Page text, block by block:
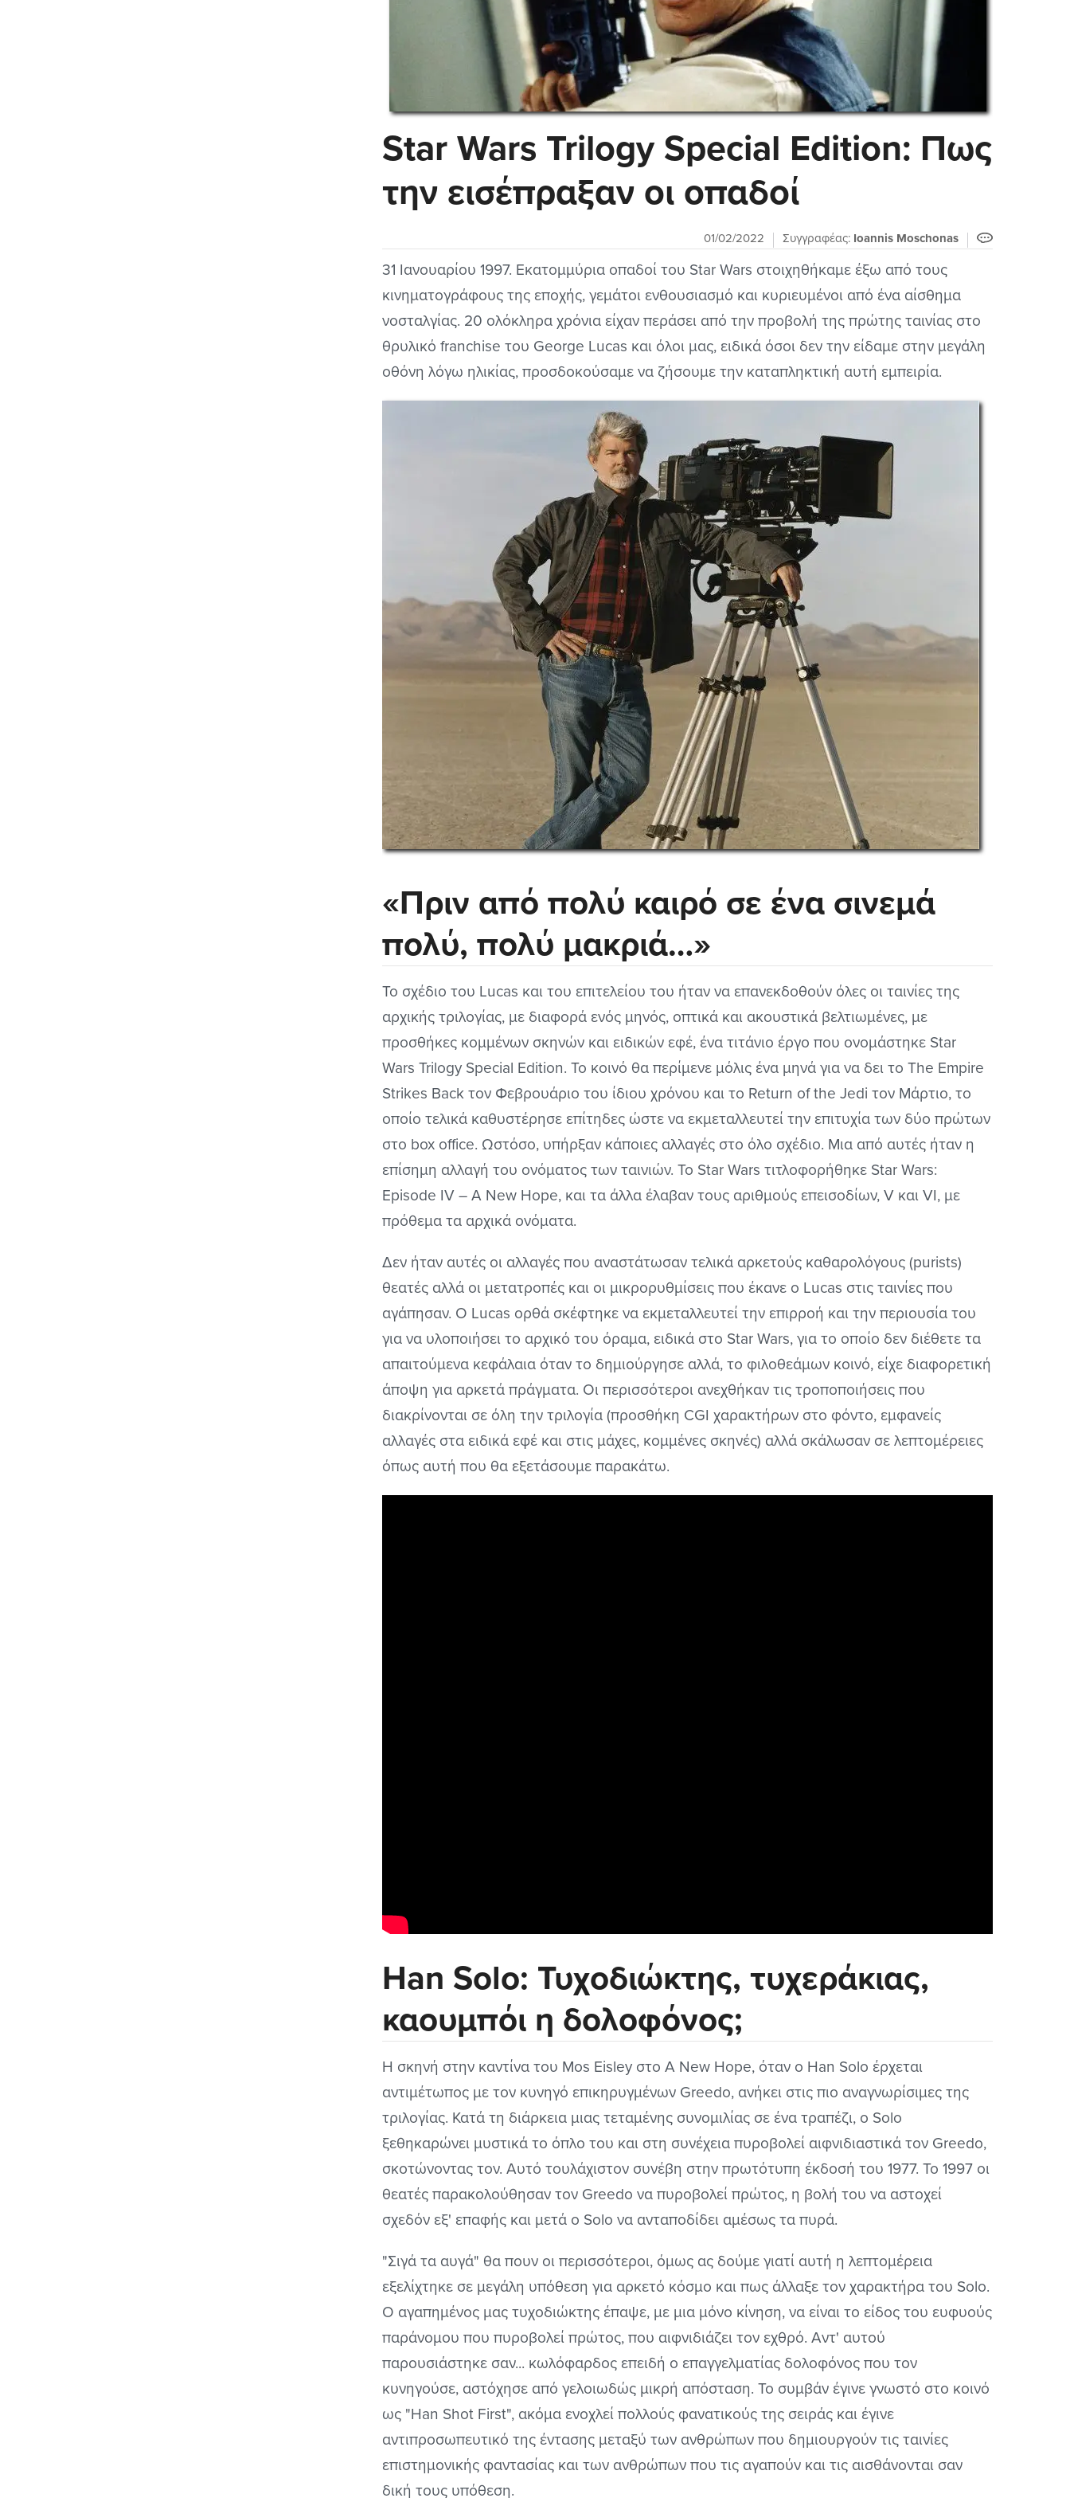
Star Wars Trilogy Special Edition: Πως
την εισέπραξαν οι οπαδοί
01/02/2022 Συγγραφέας: Ioannis Moschonas
31 Ιανουαρίου 1997. Εκατομμύρια οπαδοί του Star Wars στοιχηθήκαμε έξω από τους
κινηματογράφους της εποχής, γεμάτοι ενθουσιασμό και κυριευμένοι από ένα αίσθημα
νοσταλγίας. 20 ολόκληρα χρόνια είχαν περάσει από την προβολή της πρώτης ταινίας στο
θρυλικό franchise του George Lucas και όλοι μας, ειδικά όσοι δεν την είδαμε στην μεγάλη
οθόνη λόγω ηλικίας, προσδοκούσαμε να ζήσουμε την καταπληκτική αυτή εμπειρία.
«Πριν από πολύ καιρό σε ένα σινεμά
πολύ, πολύ μακριά…»
Το σχέδιο του Lucas και του επιτελείου του ήταν να επανεκδοθούν όλες οι ταινίες της
αρχικής τριλογίας, με διαφορά ενός μηνός, οπτικά και ακουστικά βελτιωμένες, με
προσθήκες κομμένων σκηνών και ειδικών εφέ, ένα τιτάνιο έργο που ονομάστηκε Star
Wars Trilogy Special Edition. Το κοινό θα περίμενε μόλις ένα μηνά για να δει το The Empire
Strikes Back τον Φεβρουάριο του ίδιου χρόνου και το Return of the Jedi τον Μάρτιο, το
οποίο τελικά καθυστέρησε επίτηδες ώστε να εκμεταλλευτεί την επιτυχία των δύο πρώτων
στο box office. Ωστόσο, υπήρξαν κάποιες αλλαγές στο όλο σχέδιο. Μια από αυτές ήταν η
επίσημη αλλαγή του ονόματος των ταινιών. Το Star Wars τιτλοφορήθηκε Star Wars:
Episode IV – A New Hope, και τα άλλα έλαβαν τους αριθμούς επεισοδίων, V και VI, με
πρόθεμα τα αρχικά ονόματα.
Δεν ήταν αυτές οι αλλαγές που αναστάτωσαν τελικά αρκετούς καθαρολόγους (purists)
θεατές αλλά οι μετατροπές και οι μικρορυθμίσεις που έκανε ο Lucas στις ταινίες που
αγάπησαν. Ο Lucas ορθά σκέφτηκε να εκμεταλλευτεί την επιρροή και την περιουσία του
για να υλοποιήσει το αρχικό του όραμα, ειδικά στο Star Wars, για το οποίο δεν διέθετε τα
απαιτούμενα κεφάλαια όταν το δημιούργησε αλλά, το φιλοθεάμων κοινό, είχε διαφορετική
άποψη για αρκετά πράγματα. Οι περισσότεροι ανεχθήκαν τις τροποποιήσεις που
διακρίνονται σε όλη την τριλογία (προσθήκη CGI χαρακτήρων στο φόντο, εμφανείς
αλλαγές στα ειδικά εφέ και στις μάχες, κομμένες σκηνές) αλλά σκάλωσαν σε λεπτομέρειες
όπως αυτή που θα εξετάσουμε παρακάτω.
Han Solo: Τυχοδιώκτης, τυχεράκιας,
καουμπόι η δολοφόνος;
Η σκηνή στην καντίνα του Mos Eisley στο A New Hope, όταν ο Han Solo έρχεται
αντιμέτωπος με τον κυνηγό επικηρυγμένων Greedo, ανήκει στις πιο αναγνωρίσιμες της
τριλογίας. Κατά τη διάρκεια μιας τεταμένης συνομιλίας σε ένα τραπέζι, ο Solo
ξεθηκαρώνει μυστικά το όπλο του και στη συνέχεια πυροβολεί αιφνιδιαστικά τον Greedo,
σκοτώνοντας τον. Αυτό τουλάχιστον συνέβη στην πρωτότυπη έκδοσή του 1977. Το 1997 οι
θεατές παρακολούθησαν τον Greedo να πυροβολεί πρώτος, η βολή του να αστοχεί
σχεδόν εξ' επαφής και μετά ο Solo να ανταποδίδει αμέσως τα πυρά.
"Σιγά τα αυγά" θα πουν οι περισσότεροι, όμως ας δούμε γιατί αυτή η λεπτομέρεια
εξελίχτηκε σε μεγάλη υπόθεση για αρκετό κόσμο και πως άλλαξε τον χαρακτήρα του Solo.
Ο αγαπημένος μας τυχοδιώκτης έπαψε, με μια μόνο κίνηση, να είναι το είδος του ευφυούς
παράνομου που πυροβολεί πρώτος, που αιφνιδιάζει τον εχθρό. Αντ' αυτού
παρουσιάστηκε σαν... κωλόφαρδος επειδή ο επαγγελματίας δολοφόνος που τον
κυνηγούσε, αστόχησε από γελοιωδώς μικρή απόσταση. Το συμβάν έγινε γνωστό στο κοινό
ως "Han Shot First", ακόμα ενοχλεί πολλούς φανατικούς της σειράς και έγινε
αντιπροσωπευτικό της έντασης μεταξύ των ανθρώπων που δημιουργούν τις ταινίες
επιστημονικής φαντασίας και των ανθρώπων που τις αγαπούν και τις αισθάνονται σαν
δική τους υπόθεση.